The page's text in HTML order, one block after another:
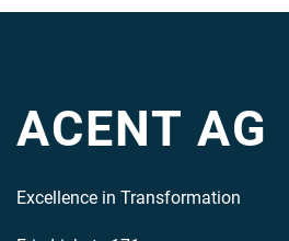
ACENT AG
Excellence in Transformation